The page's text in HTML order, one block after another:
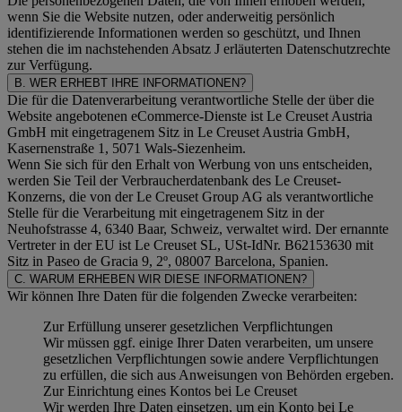
wenn Sie die Website nutzen, oder anderweitig persönlich
identifizierende Informationen werden so geschützt, und Ihnen
stehen die im nachstehenden Absatz J erläuterten Datenschutzrechte
zur Verfügung.
B. WER ERHEBT IHRE INFORMATIONEN?
Die für die Datenverarbeitung verantwortliche Stelle der über die
Website angebotenen eCommerce-Dienste ist Le Creuset Austria
GmbH mit eingetragenem Sitz in Le Creuset Austria GmbH,
Kasernenstraße 1, 5071 Wals-Siezenheim.
Wenn Sie sich für den Erhalt von Werbung von uns entscheiden,
werden Sie Teil der Verbraucherdatenbank des Le Creuset-
Konzerns, die von der Le Creuset Group AG als verantwortliche
Stelle für die Verarbeitung mit eingetragenem Sitz in der
Neuhofstrasse 4, 6340 Baar, Schweiz, verwaltet wird. Der ernannte
Vertreter in der EU ist Le Creuset SL, USt-IdNr. B62153630 mit
Sitz in Paseo de Gracia 9, 2º, 08007 Barcelona, Spanien.
C. WARUM ERHEBEN WIR DIESE INFORMATIONEN?
Wir können Ihre Daten für die folgenden Zwecke verarbeiten:
Zur Erfüllung unserer gesetzlichen Verpflichtungen
Wir müssen ggf. einige Ihrer Daten verarbeiten, um unsere
gesetzlichen Verpflichtungen sowie andere Verpflichtungen
zu erfüllen, die sich aus Anweisungen von Behörden ergeben.
Zur Einrichtung eines Kontos bei Le Creuset
Wir werden Ihre Daten einsetzen, um ein Konto bei Le